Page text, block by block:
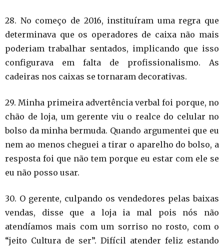
28. No começo de 2016, instituíram uma regra que
determinava que os operadores de caixa não mais
poderiam trabalhar sentados, implicando que isso
configurava em falta de profissionalismo. As
cadeiras nos caixas se tornaram decorativas.
29. Minha primeira advertência verbal foi porque, no
chão de loja, um gerente viu o realce do celular no
bolso da minha bermuda. Quando argumentei que eu
nem ao menos cheguei a tirar o aparelho do bolso, a
resposta foi que não tem porque eu estar com ele se
eu não posso usar.
30. O gerente, culpando os vendedores pelas baixas
vendas, disse que a loja ia mal pois nós não
atendíamos mais com um sorriso no rosto, com o
“jeito Cultura de ser”. Difícil atender feliz estando